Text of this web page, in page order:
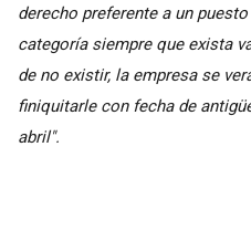
derecho preferente a un
categoría siempre que exista
de no existir, la empresa se
finiquitarle con fecha de
abril".